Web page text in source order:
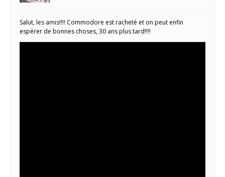
Salut, les amis!!!! Commodore est racheté et on peut enfin
espérer de bonnes choses, 30 ans plus tard!!!!